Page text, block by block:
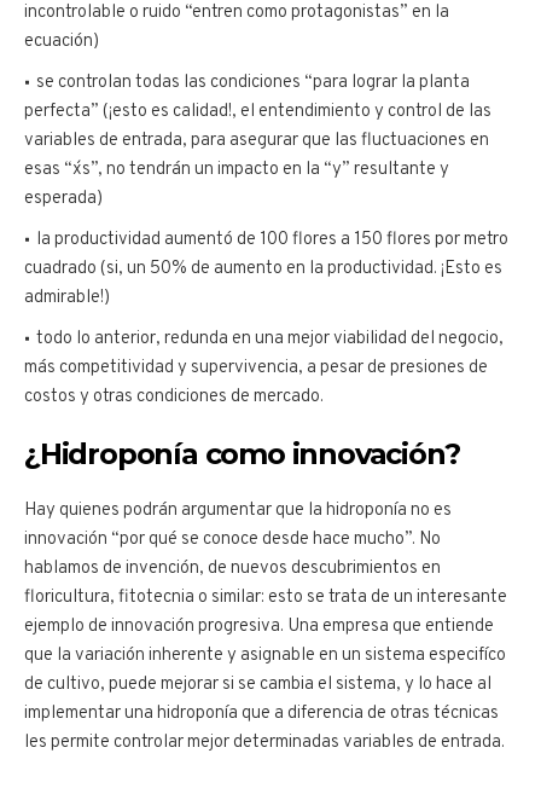
incontrolable o ruido “entren como protagonistas” en la
ecuación)
se controlan todas las condiciones “para lograr la planta
perfecta” (¡esto es calidad!, el entendimiento y control de las
variables de entrada, para asegurar que las fluctuaciones en
esas “x´s”, no tendrán un impacto en la “y” resultante y
esperada)
la productividad aumentó de 100 flores a 150 flores por metro
cuadrado (si, un 50% de aumento en la productividad. ¡Esto es
admirable!)
todo lo anterior, redunda en una mejor viabilidad del negocio,
más competitividad y supervivencia, a pesar de presiones de
costos y otras condiciones de mercado.
¿Hidroponía como innovación?
Hay quienes podrán argumentar que la hidroponía no es
innovación “por qué se conoce desde hace mucho”. No
hablamos de invención, de nuevos descubrimientos en
floricultura, fitotecnia o similar: esto se trata de un interesante
ejemplo de innovación progresiva. Una empresa que entiende
que la variación inherente y asignable en un sistema especifíco
de cultivo, puede mejorar si se cambia el sistema, y lo hace al
implementar una hidroponía que a diferencia de otras técnicas
les permite controlar mejor determinadas variables de entrada.